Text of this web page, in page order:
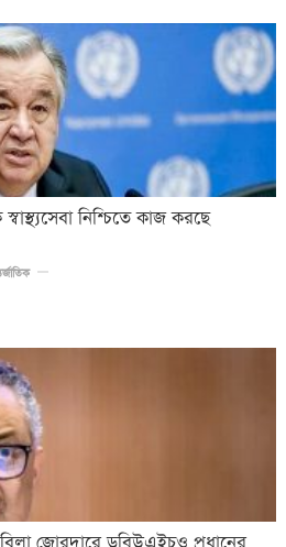
নিশ্চিতে কাজ করছে